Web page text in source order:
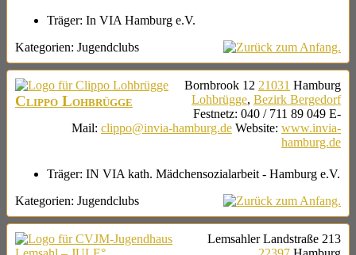
Träger: In VIA Hamburg e.V.
Kategorien: Jugendclubs
Clippo Lohbrügge
Bornbrook 12 21031 Hamburg
Lohbrügge, Bezirk Bergedorf
Festnetz: 040 / 711 89 049 E-
Mail: clippo@invia-hamburg.de Website: www.invia-
hamburg.de
Träger: IN VIA kath. Mädchensozialarbeit - Hamburg e.V.
Kategorien: Jugendclubs
Lemsahler Landstraße 213